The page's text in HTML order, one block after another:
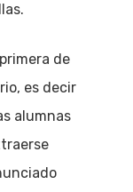
de
es decir
alumnas